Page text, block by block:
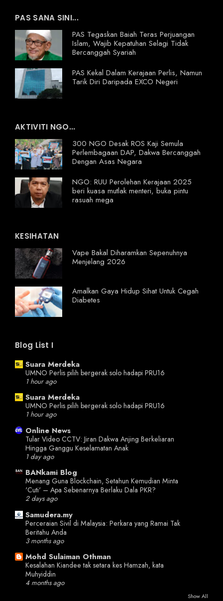
PAS SANA SINI...
PAS Tegaskan Baiah Teras Perjuangan
Islam, Wajib Kepatuhan Selagi Tidak
Bercanggah Syariah
PAS Kekal Dalam Kerajaan Perlis, Namun
Tarik Diri Daripada EXCO Negeri
AKTIVITI NGO...
300 NGO Desak ROS Kaji Semula
Perlembagaan DAP, Dakwa Bercanggah
Dengan Asas Negara
NGO: RUU Perolehan Kerajaan 2025
beri kuasa mutlak menteri, buka pintu
rasuah mega
KESIHATAN
Vape Bakal Diharamkan Sepenuhnya
Menjelang 2026
Amalkan Gaya Hidup Sihat Untuk Cegah
Diabetes
Blog List I
Suara Merdeka
UMNO Perlis pilih bergerak solo hadapi PRU16
1 hour ago
Suara Merdeka
UMNO Perlis pilih bergerak solo hadapi PRU16
1 hour ago
Online News
Tular Video CCTV: Jiran Dakwa Anjing Berkeliaran
Hingga Ganggu Keselamatan Anak
1 day ago
BANkami Blog
Menang Guna Blockchain, Setahun Kemudian Minta
'Cuti' – Apa Sebenarnya Berlaku Dala PKR?
2 days ago
Samudera.my
Perceraian Sivil di Malaysia: Perkara yang Ramai Tak
Beritahu Anda
3 months ago
Mohd Sulaiman Othman
Kesalahan Kiandee tak setara kes Hamzah, kata
Muhyiddin
4 months ago
Show All